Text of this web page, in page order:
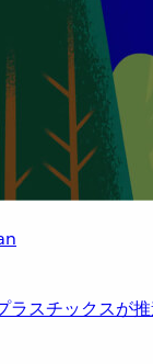
ラスチックスが